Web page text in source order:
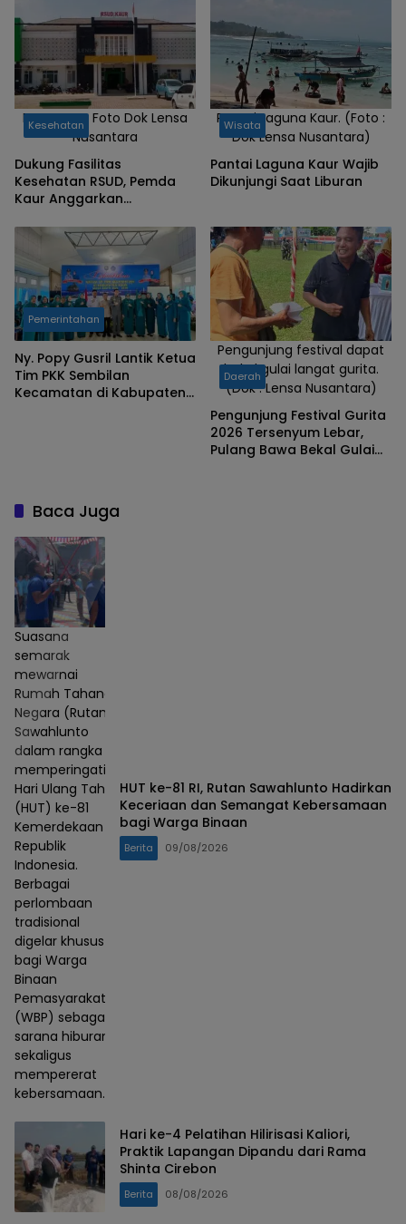
RSUD Kaur, Foto Dok Lensa
Nusantara
Kesehatan
Dukung Fasilitas
Kesehatan RSUD, Pemda
Kaur Anggarkan
Perluasan
Pantai Laguna Kaur. (Foto :
Dok Lensa Nusantara)
Wisata
Pantai Laguna Kaur Wajib
Dikunjungi Saat Liburan
Pemerintahan
Ny. Popy Gusril Lantik Ketua
Tim PKK Sembilan
Kecamatan di Kabupaten
Pengunjung festival dapat
bekal gulai langat gurita.
(Dok : Lensa Nusantara)
Daerah
Pengunjung Festival Gurita
2026 Tersenyum Lebar,
Pulang Bawa Bekal Gulai
Baca Juga
Suasana
semarak
mewarnai
Rumah Tahanan
Negara (Rutan)
Sawahlunto
dalam rangka
memperingati
Hari Ulang Tahun
(HUT) ke-81
Kemerdekaan
Republik
Indonesia.
Berbagai
perlombaan
tradisional
digelar khusus
bagi Warga
Binaan
Pemasyarakatan
(WBP) sebagai
sarana hiburan
sekaligus
mempererat
kebersamaan.
HUT ke-81 RI, Rutan Sawahlunto Hadirkan
Keceriaan dan Semangat Kebersamaan
bagi Warga Binaan
Berita 09/08/2026
Hari ke-4 Pelatihan Hilirisasi Kaliori,
Praktik Lapangan Dipandu dari Rama
Shinta Cirebon
Berita 08/08/2026